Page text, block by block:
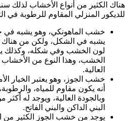
هناك الكثير من أنواع الأخشاب لذلك
للديكور المنزلي المقاوم للرطوبة في
خشب الماهونكي، وهو يشبه في
يشبه في الشكل، ولكن من هناك
لون الخشب وفي شكله، وكذلك
الخشب، وهذا النوع من الأخشاب
العالية.
خشب الجوز، وهو يعتبر الخيار
أنه يكون مقاوم للمياه،
وبالجودة العالية، ويوجد له
البني الداكن والبني الفاتح.
يوجد من خشب الجوز الكثير من